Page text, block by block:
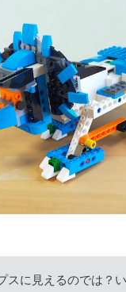
スに見えるのでは？